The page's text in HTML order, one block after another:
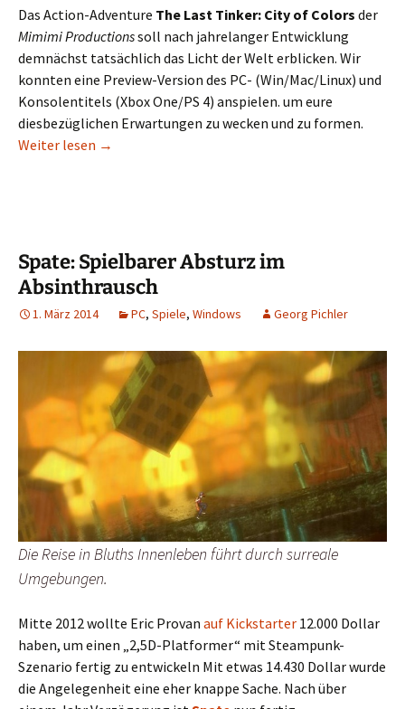
Das Action-Adventure The Last Tinker: City of Colors der
Mimimi Productionssoll nach jahrelanger Entwicklung
demnächst tatsächlich das Licht der Welt erblicken. Wir
konnten eine Preview-Version des PC- (Win/Mac/Linux) und
Konsolentitels (Xbox One/PS 4) anspielen. um eure
diesbezüglichen Erwartungen zu wecken und zu formen.
Weiter lesen The Last Tinker: Ein Erstlingswerk aus München
→
Spate: Spielbarer Absturz im
Absinthrausch
1. März 2014 PC, Spiele, Windows Georg Pichler
Die Reise in Bluths Innenleben führt durch surreale
Umgebungen.
Mitte 2012 wollte Eric Provan auf Kickstarter 12.000 Dollar
haben, um einen „2,5D-Platformer“ mit Steampunk-
Szenario fertig zu entwickeln Mit etwas 14.430 Dollar wurde
die Angelegenheit eine eher knappe Sache. Nach über